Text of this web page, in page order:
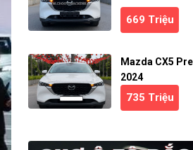
669 Triệu
Mazda CX5
2024
735 Triệu